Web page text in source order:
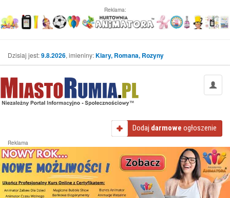
Reklama:
Dzisiaj jest:9.8.2026, imieniny:Klary, Romana, Rozyny
Dodaj darmowe ogłoszenie
Reklama